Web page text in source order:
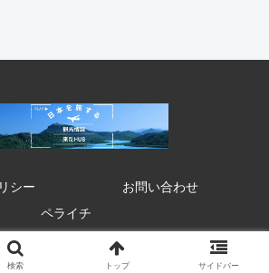
シー
お問い合わせ
ペライチ
HUB 観光 イベント 祭り お得情報.
検索 トップ サイドバー